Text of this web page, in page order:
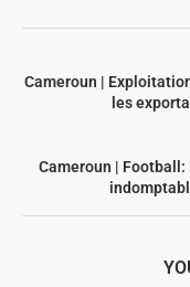
Cameroun |
les
Cameroun |